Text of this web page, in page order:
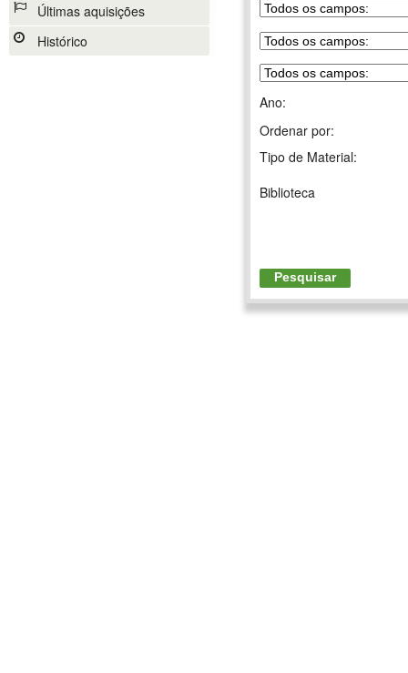
Últimas aquisições
Histórico
Ano:
Ordenar por:
Tipo de Material:
Biblioteca
Pesquisar